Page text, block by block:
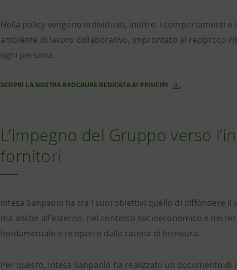
Nella policy vengono individuati, inoltre, i comportamenti
ambiente di lavoro collaborativo, improntato al reciproco
ogni persona.
SCOPRI LA NOSTRA BROCHURE DEDICATA AI PRINCIPI
L’impegno del Gruppo verso
fornitori
Intesa Sanpaolo ha tra i suoi obiettivi quello di diffondere il
ma anche all’esterno, nel contesto socioeconomico e nei
fondamentale è ricoperto dalla catena di fornitura.
Per questo, Intesa Sanpaolo ha realizzato un documento